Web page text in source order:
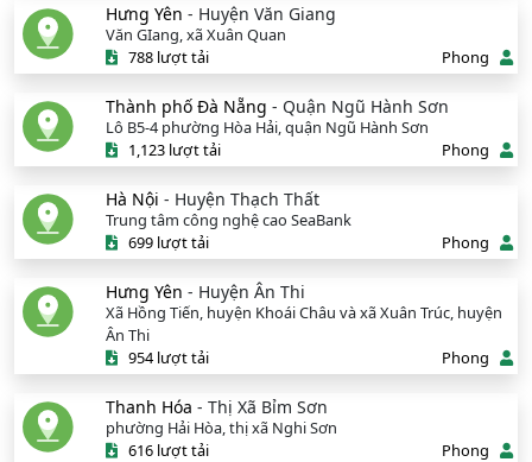
Hưng Yên - Huyện Văn Giang
Văn GIang, xã Xuân Quan
788 lượt tải
Phong
Thành phố Đà Nẵng - Quận Ngũ Hành Sơn
Lô B5-4 phường Hòa Hải, quận Ngũ Hành Sơn
1,123 lượt tải
Phong
Hà Nội - Huyện Thạch Thất
Trung tâm công nghệ cao SeaBank
699 lượt tải
Phong
Hưng Yên - Huyện Ân Thi
Xã Hồng Tiến, huyện Khoái Châu và xã Xuân Trúc, huyện
Ân Thi
954 lượt tải
Phong
Thanh Hóa - Thị Xã Bỉm Sơn
phường Hải Hòa, thị xã Nghi Sơn
616 lượt tải
Phong